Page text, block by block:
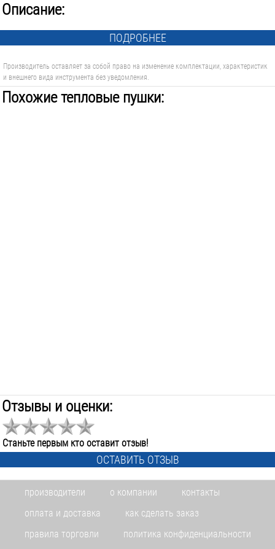
Описание:
ПОДРОБНЕЕ
Производитель оставляет за собой право на изменение комплектации, характеристик
и внешнего вида инструмента без уведомления.
Похожие тепловые пушки:
Отзывы и оценки:
Станьте первым кто оставит отзыв!
ОСТАВИТЬ ОТЗЫВ
производители о компании
контакты
оплата и доставка
как сделать заказ
правила торговли
политика конфиденциальности